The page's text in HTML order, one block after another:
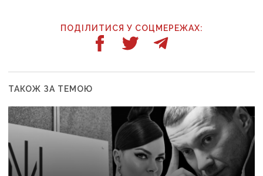
ПОДІЛИТИСЯ У СОЦМЕРЕЖАХ:
ТАКОЖ ЗА ТЕМОЮ